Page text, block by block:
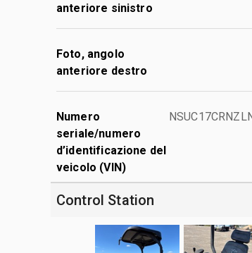
anteriore sinistro
Foto, angolo
anteriore destro
Numero
seriale/numero
d’identificazione del
veicolo (VIN)
Control Station